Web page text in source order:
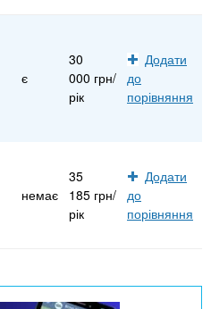
є
30
000 грн/
рік
Додати
до
порівняння
немає
35
185 грн/
рік
Додати
до
порівняння